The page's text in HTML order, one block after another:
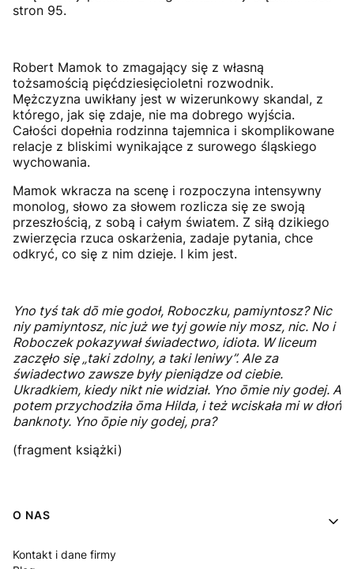
stron 95.
Robert Mamok to zmagający się z własną
tożsamością pięćdziesięcioletni rozwodnik.
Mężczyzna uwikłany jest w wizerunkowy skandal, z
którego, jak się zdaje, nie ma dobrego wyjścia.
Całości dopełnia rodzinna tajemnica i skomplikowane
relacje z bliskimi wynikające z surowego śląskiego
wychowania.
Mamok wkracza na scenę i rozpoczyna intensywny
monolog, słowo za słowem rozlicza się ze swoją
przeszłością, z sobą i całym światem. Z siłą dzikiego
zwierzęcia rzuca oskarżenia, zadaje pytania, chce
odkryć, co się z nim dzieje. I kim jest.
Yno tyś tak dō mie godoł, Roboczku, pamiyntosz? Nic
niy pamiyntosz, nic już we tyj gowie niy mosz, nic. No i
Roboczek pokazywał świadectwo, idiota. W liceum
zaczęło się „taki zdolny, a taki leniwy”. Ale za
świadectwo zawsze były pieniądze od ciebie.
Ukradkiem, kiedy nikt nie widział. Yno ōmie niy godej. A
potem przychodziła ōma Hilda, i też wciskała mi w dłoń
banknoty. Yno ōpie niy godej, pra?
(fragment książki)
Linki w stopce
O NAS
Kontakt i dane firmy